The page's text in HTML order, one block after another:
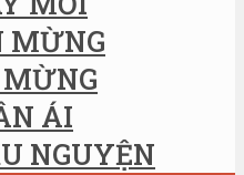
MỪNG
ÁI
NGUYỆN